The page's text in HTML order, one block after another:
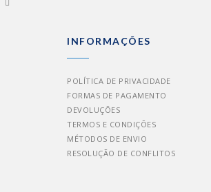
INFORMAÇÕES
POLÍTICA DE PRIVACIDADE
FORMAS DE PAGAMENTO
DEVOLUÇÕES
TERMOS E CONDIÇÕES
MÉTODOS DE ENVIO
RESOLUÇÃO DE CONFLITOS